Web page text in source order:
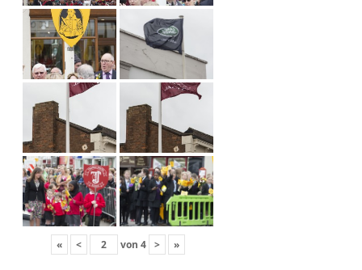
« < von 4 > »